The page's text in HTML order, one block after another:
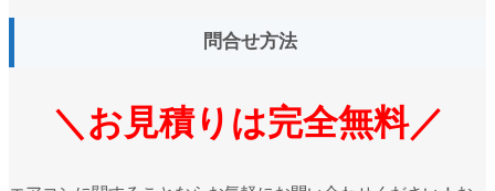
問合せ方法
＼お見積りは完全無料／